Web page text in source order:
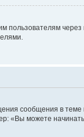
пользователям
сообщения в
«Вы можете